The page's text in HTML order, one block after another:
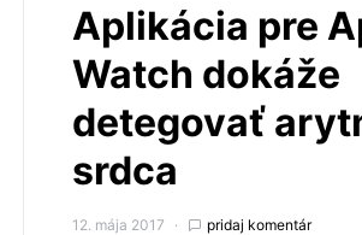
Aplikácia pre
Watch dokáže
detegovať
srdca
12. mája 2017 pridaj komentár